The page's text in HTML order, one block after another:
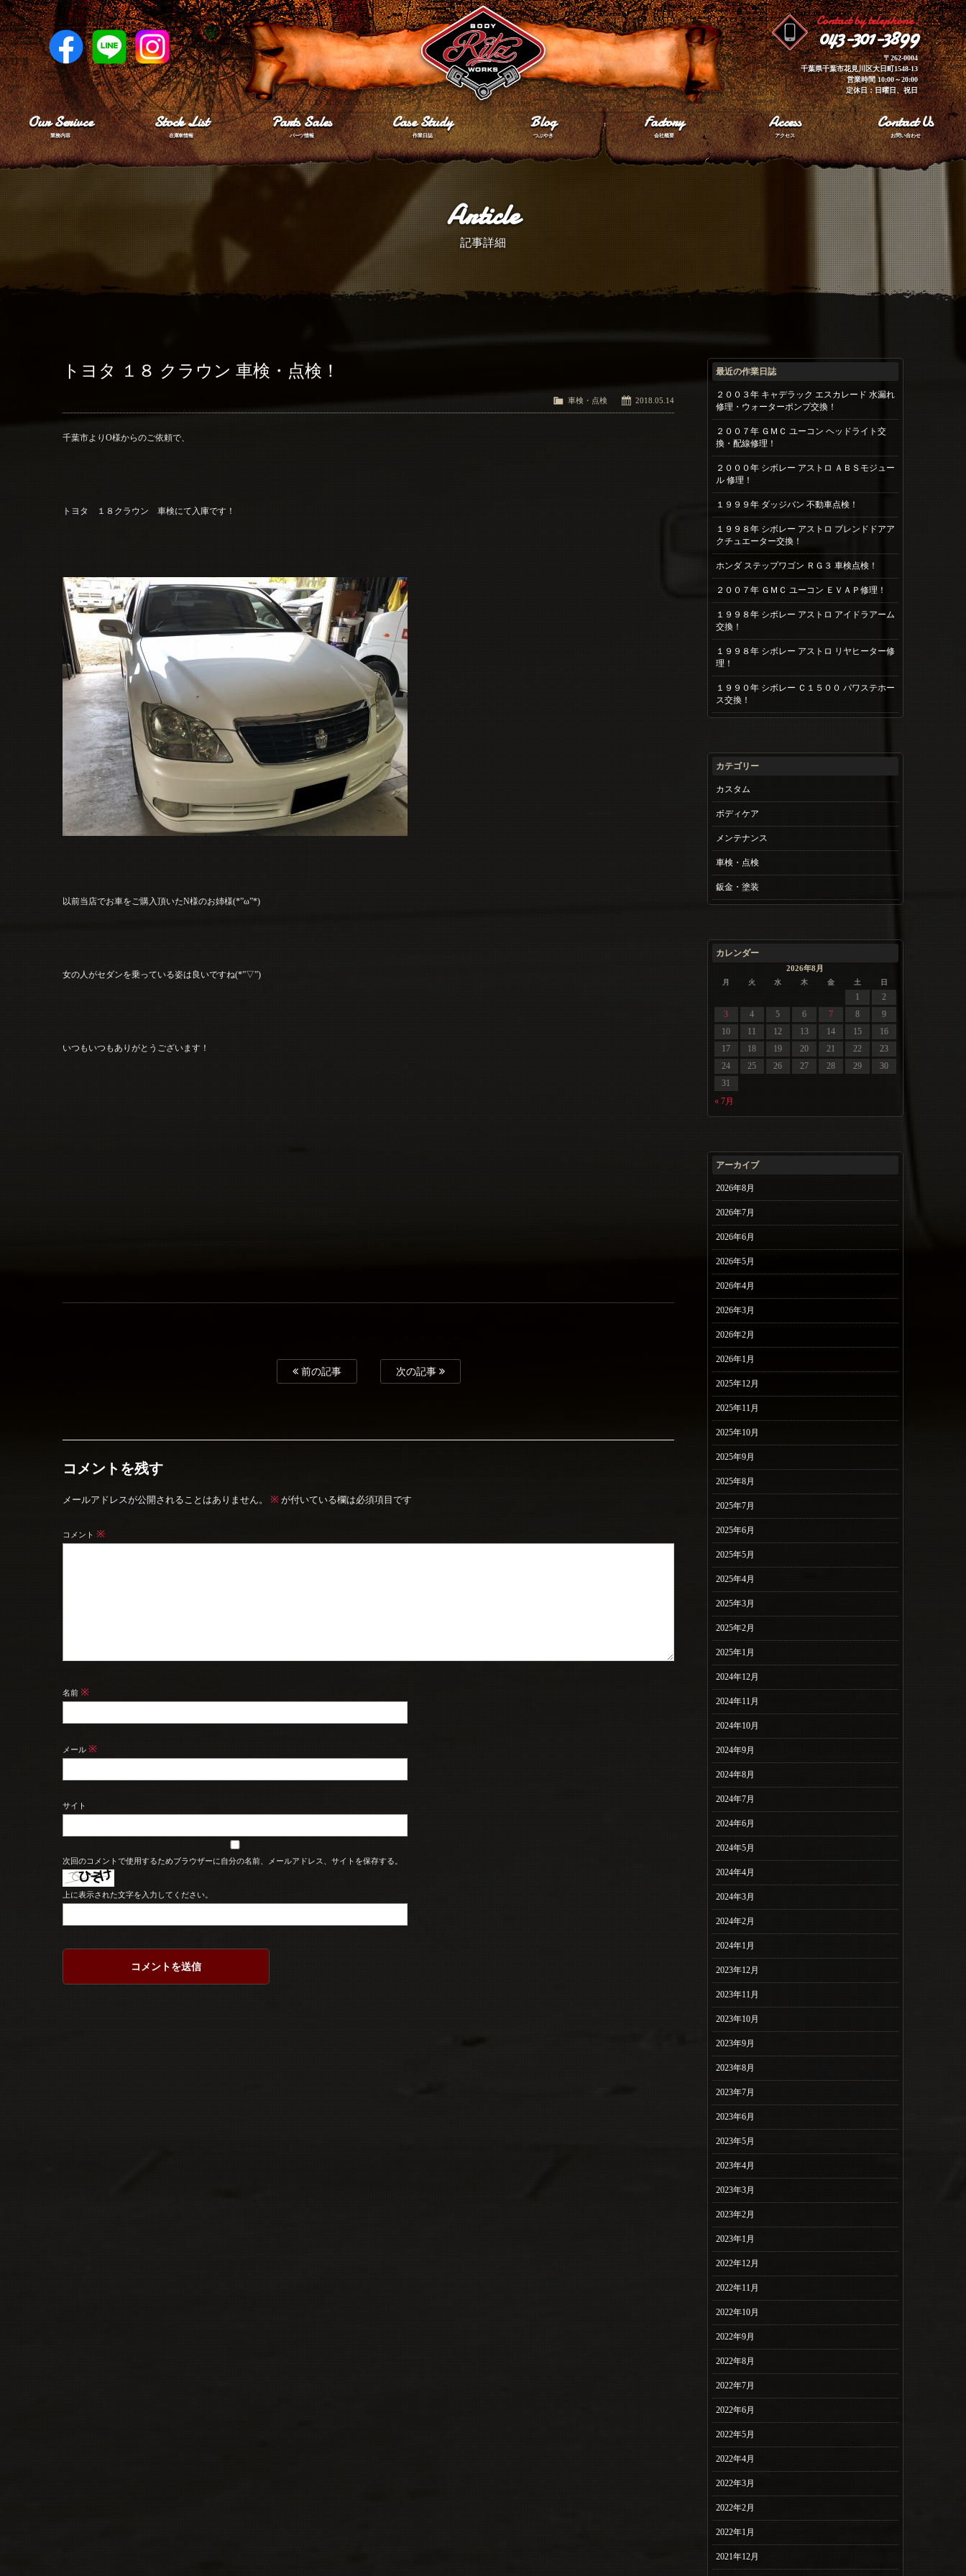
Contact by telephone.
043-301-3899
〒262-0004
千葉県千葉市花見川区大日町1548-13
営業時間 10:00～20:00
定休日：日曜日、祝日
Our Serivce
業務内容
Stock List
在庫車情報
Parts Sales
パーツ情報
Case Study
作業日誌
Blog
つぶやき
Factory
会社概要
Access
アクセス
Contact Us
お問い合わせ
Article
記事詳細
トヨタ １８ クラウン 車検・点検！
2018.05.14
車検・点検
千葉市よりO様からのご依頼で、
トヨタ １８クラウン 車検にて入庫です！
以前当店でお車をご購入頂いたN様のお姉様(*”ω”*)
女の人がセダンを乗っている姿は良いですね(*”▽”)
いつもいつもありがとうございます！
前の記事 次の記事
コメントを残す
メールアドレスが公開されることはありません。 ※が付いている欄は必須項目です
コメント※
名前※
メール※
サイト
次回のコメントで使用するためブラウザーに自分の名前、メールアドレス、サイトを保存する。
上に表示された文字を入力してください。
最近の作業日誌
２００３年 キャデラック エスカレード 水漏れ
修理・ウォーターポンプ交換！
２００７年 ＧＭＣ ユーコン ヘッドライト交
換・配線修理！
２０００年 シボレー アストロ ＡＢＳモジュー
ル 修理！
１９９９年 ダッジバン 不動車点検！
１９９８年 シボレー アストロ ブレンドドアア
クチュエーター交換！
ホンダ ステップワゴン ＲＧ３ 車検点検！
２００７年 ＧＭＣ ユーコン ＥＶＡＰ修理！
１９９８年 シボレー アストロ アイドラアーム
交換！
１９９８年 シボレー アストロ リヤヒーター修
理！
１９９０年 シボレー Ｃ１５００ パワステホー
ス交換！
カテゴリー
カスタム
ボディケア
メンテナンス
車検・点検
鈑金・塗装
カレンダー
2026年8月
月 火 水 木 金 土 日
« 7月
1
2
3
4 5 6 7 8
9
10
11 12 13 14 15
16
17
18 19 20 21 22
23
24
25 26 27 28 29
30
31
アーカイブ
2026年8月
2026年7月
2026年6月
2026年5月
2026年4月
2026年3月
2026年2月
2026年1月
2025年12月
2025年11月
2025年10月
2025年9月
2025年8月
2025年7月
2025年6月
2025年5月
2025年4月
2025年3月
2025年2月
2025年1月
2024年12月
2024年11月
2024年10月
2024年9月
2024年8月
2024年7月
2024年6月
2024年5月
2024年4月
2024年3月
2024年2月
2024年1月
2023年12月
2023年11月
2023年10月
2023年9月
2023年8月
2023年7月
2023年6月
2023年5月
2023年4月
2023年3月
2023年2月
2023年1月
2022年12月
2022年11月
2022年10月
2022年9月
2022年8月
2022年7月
2022年6月
2022年5月
2022年4月
2022年3月
2022年2月
2022年1月
2021年12月